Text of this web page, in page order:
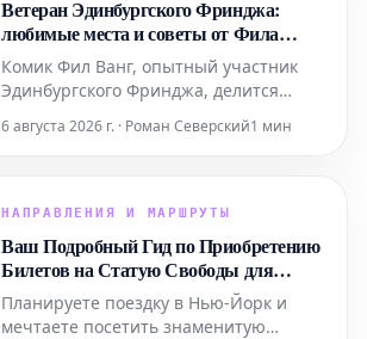
Ветеран Эдинбургского Фринджа:
любимые места и советы от Фила
Ванга
Комик Фил Ванг, опытный участник
Эдинбургского Фринджа, делится
вкусно поесть и выпить во время
которые еще можно забронировать.
6 августа 2026 г. · Роман Северский1 мин
НАПРАВЛЕНИЯ И МАРШРУТЫ
Ваш Подробный Гид по Приобретению
Билетов на Статую Свободы для
Поездки в Нью-Йорк
Планируете поездку в Нью-Йорк и
мечтаете посетить знаменитую